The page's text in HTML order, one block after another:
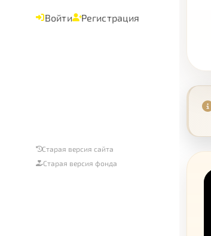
Войти Регистрация
Старая версия сайта
Старая версия фонда